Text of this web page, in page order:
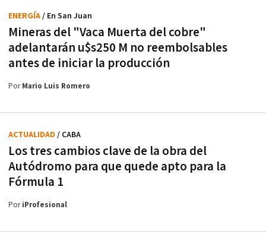
Mineras del "Vaca Muerta del cobre"
adelantarán u$s250 M no reembolsables
antes de iniciar la producción
ENERGÍA/ En San Juan
PorMario Luis Romero
Los tres cambios clave de la obra del
Autódromo para que quede apto para la
Fórmula 1
ACTUALIDAD / CABA
PoriProfesional